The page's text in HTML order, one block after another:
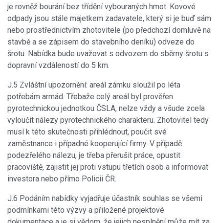
je rovněž bourání bez třídění vybouraných hmot. Kovové
odpady jsou stále majetkem zadavatele, který si je buď sám
nebo prostřednictvím zhotovitele (po předchozí domluvě na
stavbě a se zápisem do stavebního deníku) odveze do
šrotu. Nabídka bude uvažovat s odvozem do sběrny šrotu s
dopravní vzdáleností do 5 km.
J.5 Zvláštní upozornění: areál zámku sloužil po léta
potřebám armád. Třebaže celý areál byl prověřen
pyrotechnickou jednotkou ČSLA, nelze vždy a všude zcela
vyloučit nálezy pyrotechnického charakteru. Zhotovitel tedy
musí k této skutečnosti přihlédnout, poučit své
zaměstnance i případné kooperující firmy. V případě
podezřelého nálezu, je třeba přerušit práce, opustit
pracoviště, zajistit jej proti vstupu třetích osob a informovat
investora nebo přímo Policii ČR.
J.6 Podáním nabídky vyjadřuje účastník souhlas se všemi
podmínkami této výzvy a přiložené projektové